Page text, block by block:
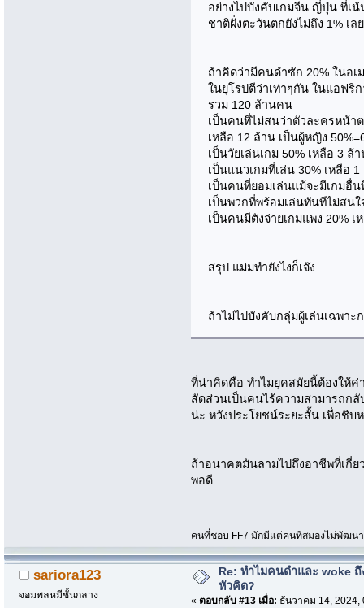
อย่างไปบังคับเกมจีน ญี่ปุ่น ที่เ
ชาติฝั่งตะวันตกยังไม่ถึง 1% เล
ถ้าคิดว่ามีคนดำซัก 20% ในอเ
ในยุโรปตีว่าเท่าๆกัน ในแอฟริ
รวม 120 ล้านคน
เป็นคนทึ่ไม่สนว่าตัวละครหน้าต
เหลือ 12 ล้าน เป็นผู้หญิง
เป็นวัยเล่นเกม 50% เหลือ 3 ล้า
เป็นแนวเกมที่เล่น 30% เหลือ 1
เป็นคนที่ยอมเล่นแม้จะมีเกมอื่
เป็นพวกที่พร้อมเล่นทันทีไม่สนใ
เป็นคนมีตังจ่ายเกมแพง 20% เ
สรุป แม่มทำยังไงก็เจ๊ง
ถ้าไม่ไปบังคับกลุ่มผู้เล่นเฉพาะ
ที่น่าคิดคือ ทำไมยุคสมัยนี้ต้องให้ค่
สัดส่วนเป็นคนไร้ความสามารถก
น่ะ หวังประโยชน์ระยะสั้น เพื่อชิบ
ถ้าอนาคตมันลามไปถึงอาชีพที่เกี่
พอดี
คนที่ชอบ FF7 มักมีแต่คนที่สมองไม่พัฒนา
sariora123
จอมพลหมีชั้นกลาง
Re: ทำไมคนดำและ woke ถึ
หัวคิด?
« ตอบกลับ #13 เมื่อ: ธันวาคม 14, 2024,